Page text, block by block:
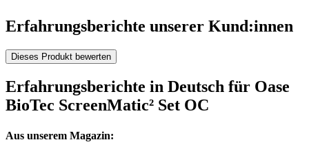
Erfahrungsberichte unserer Kund:innen
Dieses Produkt bewerten
Erfahrungsberichte in Deutsch für Oase
BioTec ScreenMatic² Set OC
Aus unserem Magazin: